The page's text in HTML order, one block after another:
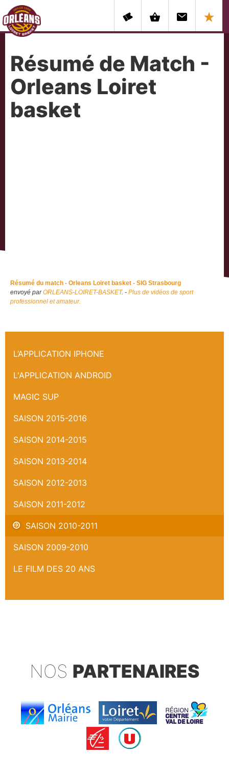
Résumé de Match -
Orleans Loiret
basket
Résumé du match - Orleans Loiret basket - SIG Strasbourg
envoyé parORLEANS-LOIRET-BASKET. - Plus de vidéos de sport
professionnel et amateur.
L’APPLICATION IPHONE
L'APPLICATION ANDROID
MAGIC SUP
SAISON 2015-2016
SAISON 2014-2015
SAISON 2013-2014
SAISON 2012-2013
SAISON 2011-2012
SAISON 2010-2011
SAISON 2009-2010
LE FILM DES 20 ANS
NOS PARTENAIRES